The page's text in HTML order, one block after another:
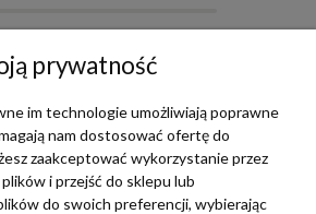
TERRADECO
BAZA WIEDZY
prywatność
im technologie umożliwiają poprawne
nam dostosować ofertę do
zaakceptować wykorzystanie przez
i przejść do sklepu lub
do swoich preferencji, wybierając